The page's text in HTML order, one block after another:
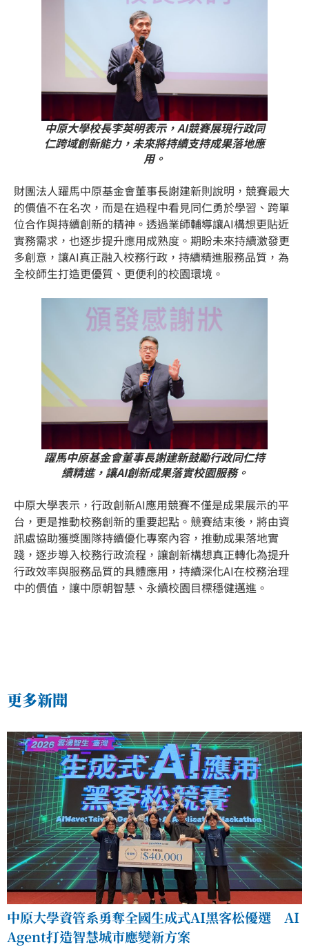
中原大學校長李英明表示，AI競賽展現行政同
仁跨域創新能力，未來將持續支持成果落地應
用。
財團法人躍馬中原基金會董事長謝建新則說明，競賽最大
的價值不在名次，而是在過程中看見同仁勇於學習、跨單
位合作與持續創新的精神。透過業師輔導讓AI構想更貼近
實務需求，也逐步提升應用成熟度。期盼未來持續激發更
多創意，讓AI真正融入校務行政，持續精進服務品質，為
全校師生打造更優質、更便利的校園環境。
躍馬中原基金會董事長謝建新鼓勵行政同仁持
續精進，讓AI創新成果落實校園服務。
中原大學表示，行政創新AI應用競賽不僅是成果展示的平
台，更是推動校務創新的重要起點。競賽結束後，將由資
訊處協助獲獎團隊持續優化專案內容，推動成果落地實
踐，逐步導入校務行政流程，讓創新構想真正轉化為提升
行政效率與服務品質的具體應用，持續深化AI在校務治理
中的價值，讓中原朝智慧、永續校園目標穩健邁進。
更多新聞
中原大學資管系勇奪全國生成式AI黑客松優選 AI
Agent打造智慧城市應變新方案